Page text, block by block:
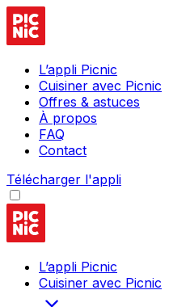
L’appli Picnic
Cuisiner avec Picnic
Offres & astuces
À propos
FAQ
Contact
Télécharger l'appli
L’appli Picnic
Cuisiner avec Picnic